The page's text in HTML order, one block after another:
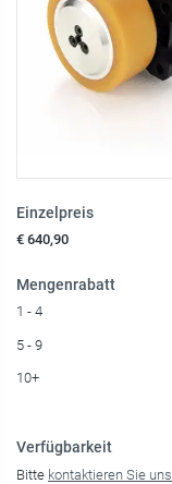
Einzelpreis
€ 640,90
Mengenrabatt
1 - 4
5 - 9
10+
Verfügbarkeit
Bitte kontaktieren Sie uns